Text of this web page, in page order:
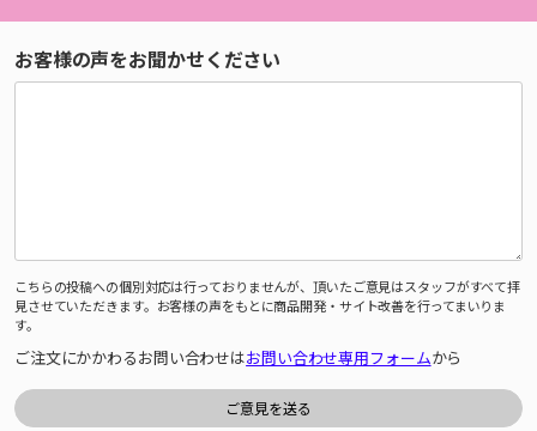
お客様の声をお聞かせください
こちらの投稿への個別対応は行っておりませんが、頂いたご意見はスタッフがすべて拝
見させていただきます。お客様の声をもとに商品開発・サイト改善を行ってまいりま
す。
ご注文にかかわるお問い合わせはお問い合わせ専用フォームから